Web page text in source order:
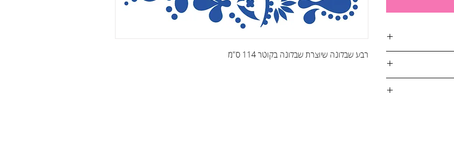
רבע שבלונה שיוצרת שבלונה בקוטר 114 ס"מ
מודרני,
טקסטואלים
קירות ורהיטים,
הזמנה, על ידי